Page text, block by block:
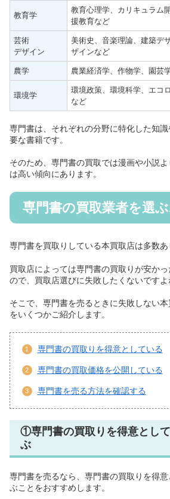
教育学
教育心理学、カリキュラム
援教育など
芸術
デザイン
美術史、音楽理論、建築デ
ザインなど
農学 農業経済学、作物学、園芸
環境学
環境政策、環境科学、エコ
など
専門書は、それぞれの分野に特化した知
要な書籍です。
そのため、専門書の買取では漫画や小説
は高い傾向にあります。
専門書の買取業者を選
専門書を買取りしている本買取店は多数あ
買取店によっては専門書の買取りが安か
ので、買取店選びに失敗したくないですよ
そこで、専門書を売るときに失敗しない
をいくつかご紹介します。
専門書の買取りを得意としている
専門書の買取価格を公開している
専門書を売る方法を確認する
①専門書の買取りを得意とし
ぶ
専門書を売るなら、専門書の買取りを得
ぶことをおすすめします。